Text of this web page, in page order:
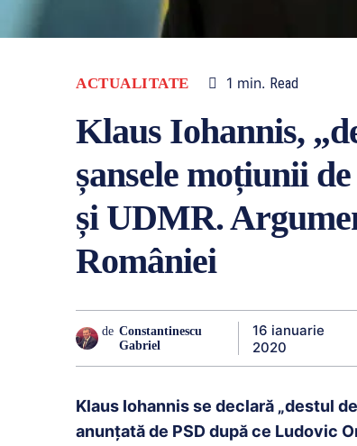
ACTUALITATE 1 min. Read
Klaus Iohannis,
șansele moțiunii
și UDMR.
României
de Constantinescu
Gabriel
16 ianuarie
2020
Klaus Iohannis se declară „destul
anunțată de PSD după ce Ludovic